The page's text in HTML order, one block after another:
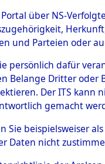
Dead -
Branch -
über NS-
und Parteien oder
persönlich dafür
Belange Dritter
Der ITS
gemacht
Sie beispielsweiser
Daten nicht